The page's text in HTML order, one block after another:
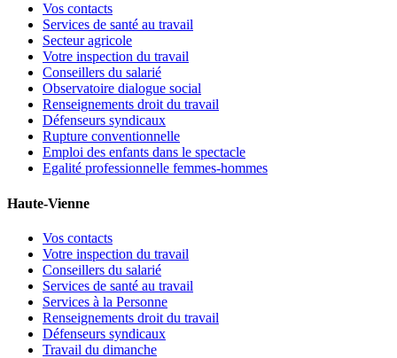
Vos contacts
Services de santé au travail
Secteur agricole
Votre inspection du travail
Conseillers du salarié
Observatoire dialogue social
Renseignements droit du travail
Défenseurs syndicaux
Rupture conventionnelle
Emploi des enfants dans le spectacle
Egalité professionnelle femmes-hommes
Haute-Vienne
Vos contacts
Votre inspection du travail
Conseillers du salarié
Services de santé au travail
Services à la Personne
Renseignements droit du travail
Défenseurs syndicaux
Travail du dimanche